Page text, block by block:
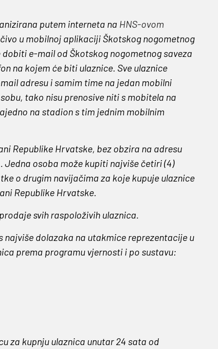
putem interneta na HNS-ovom
u mobilnoj aplikaciji Škotskog nogometnog
e-mail od Škotskog nogometnog saveza
na kojem će biti ulaznice. Sve ulaznice
adresu i samim time na jedan mobilni
tako nisu prenosive niti s mobitela na
na stadion s tim jednim mobilnim
Republike Hrvatske, bez obzira na adresu
osoba može kupiti najviše četiri (4)
o drugim navijačima za koje kupuje ulaznice
Republike Hrvatske.
svih raspoloživih ulaznica.
dolazaka na utakmice reprezentacije u
prema programu vjernosti i po sustavu:
za kupnju ulaznica unutar 24 sata od